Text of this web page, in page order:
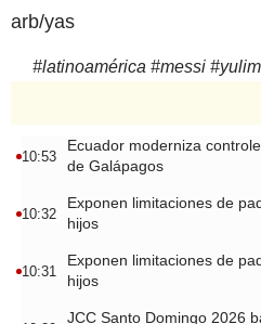
arb/yas
#latinoamérica #messi #
10:53
Ecuador moderniza
de Galápagos
10:32
Exponen limitaciones de
hijos
10:31
Exponen limitaciones de
hijos
JCC Santo Domingo 2026